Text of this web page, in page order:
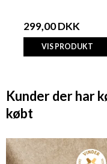
299,00 DKK
VIS PRODUKT
Kunder der har
købt